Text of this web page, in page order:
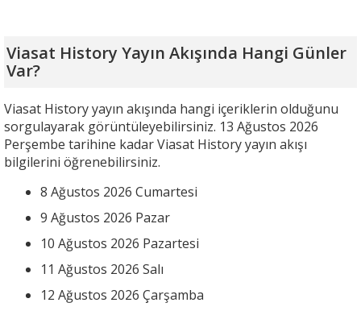
Viasat History Yayın Akışında Hangi Günler
Var?
Viasat History yayın akışında hangi içeriklerin olduğunu
sorgulayarak görüntüleyebilirsiniz. 13 Ağustos 2026
Perşembe tarihine kadar Viasat History yayın akışı
bilgilerini öğrenebilirsiniz.
8 Ağustos 2026 Cumartesi
9 Ağustos 2026 Pazar
10 Ağustos 2026 Pazartesi
11 Ağustos 2026 Salı
12 Ağustos 2026 Çarşamba